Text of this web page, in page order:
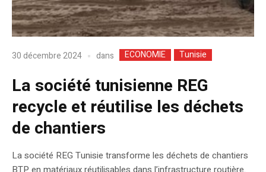
30 décembre 2024 dans ECONOMIE Tunisie
La société tunisienne REG
recycle et réutilise les déchets
de chantiers
La société REG Tunisie transforme les déchets de chantiers